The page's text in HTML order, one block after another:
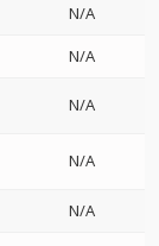
N/A
N/A
N/A
N/A
N/A